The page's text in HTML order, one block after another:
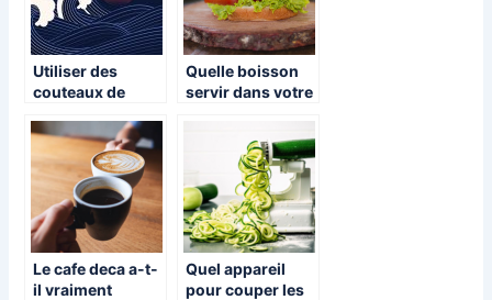
Utiliser des
couteaux de
quels avantages
Quelle boisson
servir dans votre
Le cafe deca a-t-
il vraiment
Quel appareil
pour couper les